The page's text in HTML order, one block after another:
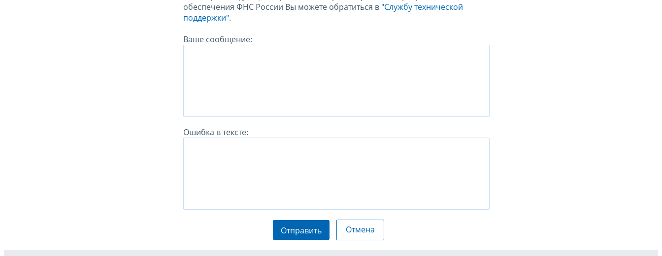
обеспечения ФНС России Вы можете обратиться в "Службу технической
поддержки".
Ваше сообщение:
Ошибка в тексте:
Отправить Отмена